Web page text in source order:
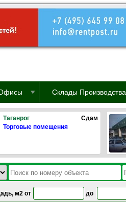
Склады Производства
Таганрог
Сдам
Торговые помещения
м2 от до